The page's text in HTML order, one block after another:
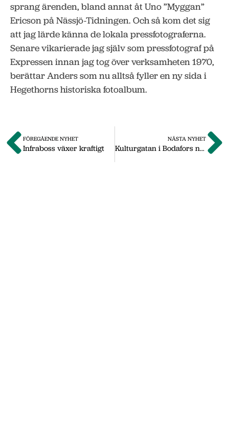
sprang ärenden, bland annat åt Uno ”Myggan”
Ericson på Nässjö-Tidningen. Och så kom det sig
att jag lärde känna de lokala pressfotograferna.
Senare vikarierade jag själv som pressfotograf på
Expressen innan jag tog över verksamheten 1970,
berättar Anders som nu alltså fyller en ny sida i
Hegethorns historiska fotoalbum.
FÖREGÅENDE NYHET
Infraboss växer kraftigt
NÄSTA NYHET
Kulturgatan i Bodafors nu sommaröppen – fick celebert besök